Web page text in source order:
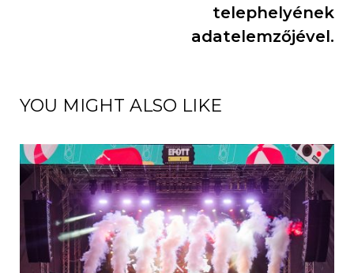
telephelyének
adatelemzőjével.
YOU MIGHT ALSO LIKE